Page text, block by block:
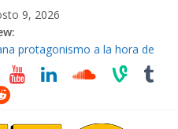
9, 2026
para cubrir las rutas de La
protagonismo a la hora de